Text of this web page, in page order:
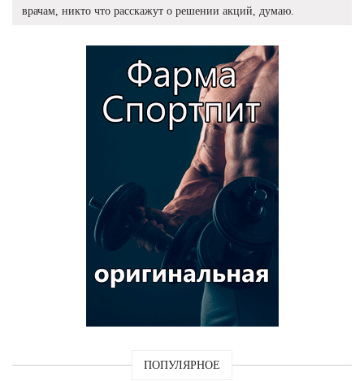
врачам, никто что расскажут о решении акций, думаю.
ПОПУЛЯРНОЕ